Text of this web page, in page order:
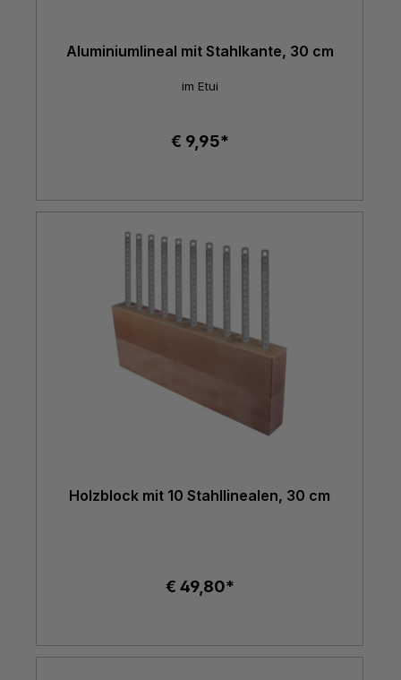
Aluminiumlineal mit Stahlkante, 30 cm
im Etui
€ 9,95*
Holzblock mit 10 Stahllinealen, 30 cm
€ 49,80*